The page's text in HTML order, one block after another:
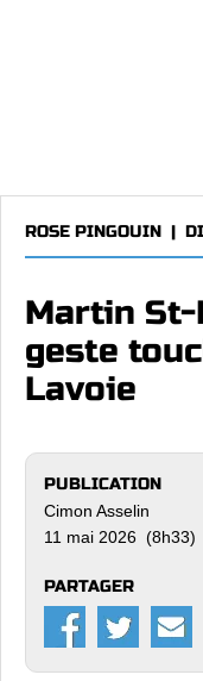
ROSE PINGOUIN |
Martin
geste
Lavoie
PUBLICATION
Cimon Asselin
11 mai 2026 (8h33)
PARTAGER